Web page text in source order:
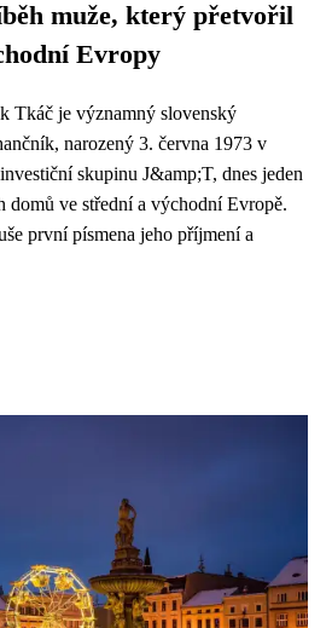
muže, který přetvořil
Evropy
Tkáč je významný slovenský
narozený 3. června 1973 v
skupinu J&amp;T, dnes jeden
domů ve střední a východní Evropě.
první písmena jeho příjmení a